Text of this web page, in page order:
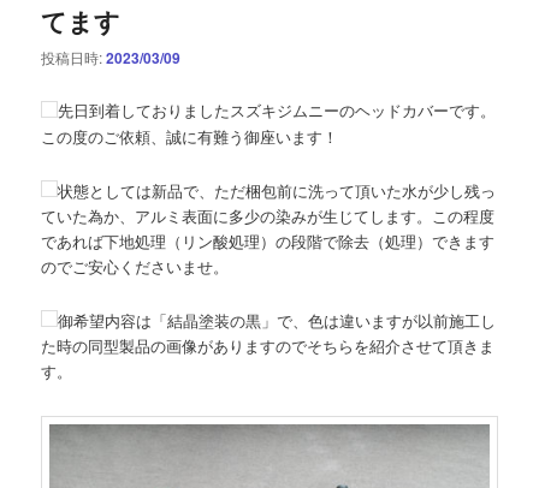
てます
投稿日時:2023/03/09
先日到着しておりましたスズキジムニーのヘッドカバーです。
この度のご依頼、誠に有難う御座います！
状態としては新品で、ただ梱包前に洗って頂いた水が少し残っ
ていた為か、アルミ表面に多少の染みが生じてします。この程度
であれば下地処理（リン酸処理）の段階で除去（処理）できます
のでご安心くださいませ。
御希望内容は「結晶塗装の黒」で、色は違いますが以前施工し
た時の同型製品の画像がありますのでそちらを紹介させて頂きま
す。